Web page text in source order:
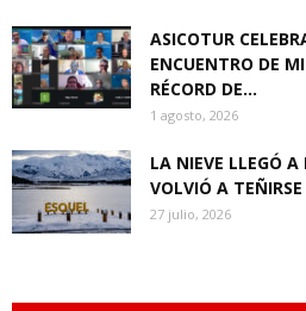
ASICOTUR
ENCUENTRO DE
RÉCORD DE...
1 agosto, 2026
LA NIEVE LLEGÓ A
VOLVIÓ A TEÑIRSE
27 julio, 2026